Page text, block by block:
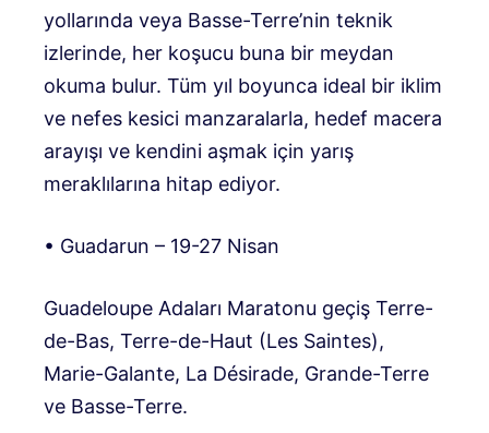
yollarında veya Basse-Terre’nin teknik
izlerinde, her koşucu buna bir meydan
okuma bulur. Tüm yıl boyunca ideal bir iklim
ve nefes kesici manzaralarla, hedef macera
arayışı ve kendini aşmak için yarış
meraklılarına hitap ediyor.
• Guadarun – 19-27 Nisan
Guadeloupe Adaları Maratonu geçiş Terre-
de-Bas, Terre-de-Haut (Les Saintes),
Marie-Galante, La Désirade, Grande-Terre
ve Basse-Terre.